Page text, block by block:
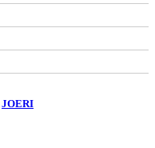
JOERI